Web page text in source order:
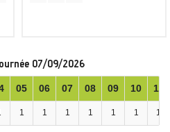
07/09/2026
05 06 07 08 09 10 11
1 1 1 1 1 1 1